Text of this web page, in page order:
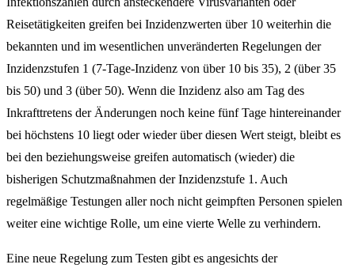
Reisetätigkeiten greifen bei Inzidenzwerten über 10 weiterhin die
bekannten und im wesentlichen unveränderten Regelungen der
Inzidenzstufen 1 (7-Tage-Inzidenz von über 10 bis 35), 2 (über 35
bis 50) und 3 (über 50). Wenn die Inzidenz also am Tag des
Inkrafttretens der Änderungen noch keine fünf Tage hintereinander
bei höchstens 10 liegt oder wieder über diesen Wert steigt, bleibt es
bei den beziehungsweise greifen automatisch (wieder) die
bisherigen Schutzmaßnahmen der Inzidenzstufe 1. Auch
regelmäßige Testungen aller noch nicht geimpften Personen spielen
weiter eine wichtige Rolle, um eine vierte Welle zu verhindern.
Eine neue Regelung zum Testen gibt es angesichts der